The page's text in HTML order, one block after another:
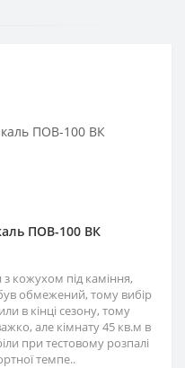
ПОВ-100 ВК
кожухом під каміння,
обмежений, тому вибір
в кінці сезону, тому
але кімнату 45 кв.м в
при тестовому розпалі
темпе..